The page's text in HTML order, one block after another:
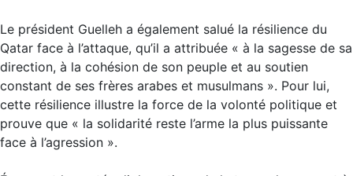
Le président Guelleh a également salué la résilience du
Qatar face à l’attaque, qu’il a attribuée « à la sagesse de sa
direction, à la cohésion de son peuple et au soutien
constant de ses frères arabes et musulmans ». Pour lui,
cette résilience illustre la force de la volonté politique et
prouve que « la solidarité reste l’arme la plus puissante
face à l’agression ».